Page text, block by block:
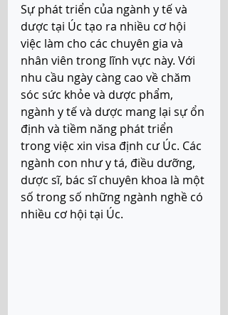
Sự phát triển của ngành y tế và
dược tại Úc tạo ra nhiều cơ hội
việc làm cho các chuyên gia và
nhân viên trong lĩnh vực này. Với
nhu cầu ngày càng cao về chăm
sóc sức khỏe và dược phẩm,
ngành y tế và dược mang lại sự ổn
định và tiềm năng phát triển
trong việc xin visa định cư Úc. Các
ngành con như y tá, điều dưỡng,
dược sĩ, bác sĩ chuyên khoa là một
số trong số những ngành nghề có
nhiều cơ hội tại Úc.